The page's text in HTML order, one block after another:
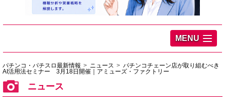
MENU
パチンコ・パチスロ最新情報 ニュース
パチンコチェーン店が取り組むべき
AI活用法セミナー 3月18日開催｜アミューズ・ファクトリー
ニュース